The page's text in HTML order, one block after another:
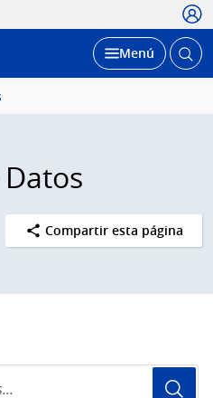
Desplegar
Menú Abrir
Compartir esta página